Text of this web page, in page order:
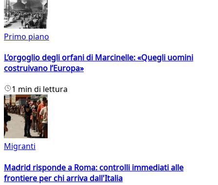
Primo piano
L’orgoglio degli orfani di Marcinelle: «Quegli uomini
costruivano l’Europa»
1 min di lettura
Migranti
Madrid risponde a Roma: controlli immediati alle
frontiere per chi arriva dall'Italia